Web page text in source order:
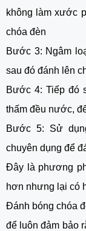
không làm xước
chóa đèn
Bước 3: Ngâm
sau đó đánh lên
Bước 4: Tiếp đó
thấm đều nước,
Bước 5: Sử
chuyên dụng để
Đây là phương
hơn nhưng lại có
Đánh bóng chóa
để luôn đảm bảo